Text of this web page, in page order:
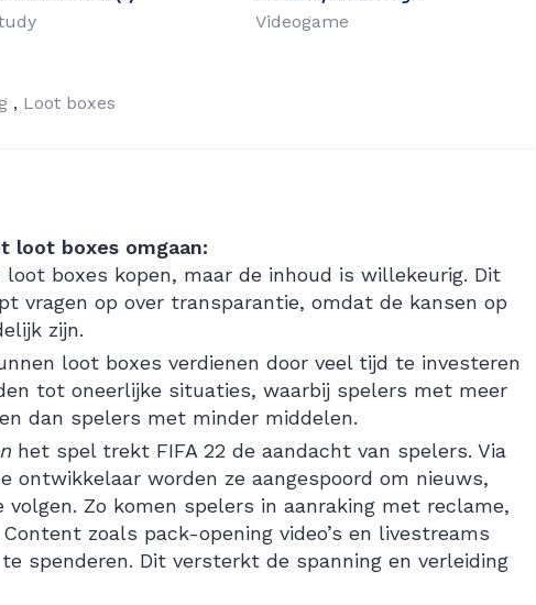
Videogame
Loot boxes
loot boxes omgaan:
loot boxes kopen, maar de inhoud is willekeurig. Dit
vragen op over transparantie, omdat de kansen op
zijn.
loot boxes verdienen door veel tijd te investeren
tot oneerlijke situaties, waarbij spelers met meer
dan spelers met minder middelen.
het spel trekt FIFA 22 de aandacht van spelers. Via
ontwikkelaar worden ze aangespoord om nieuws,
Zo komen spelers in aanraking met reclame,
zoals pack-opening video’s en livestreams
spenderen. Dit versterkt de spanning en verleiding